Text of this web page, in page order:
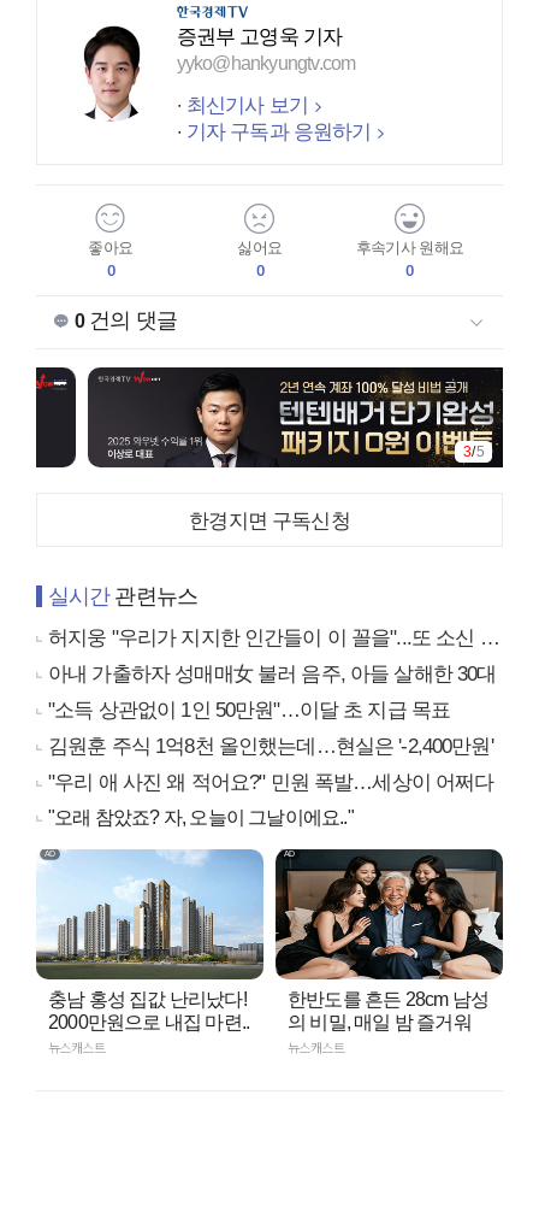
증권부 고영욱 기자
yyko@hankyungtv.com
최신기사 보기
기자 구독과 응원하기
좋아요
0
싫어요
0
후속기사 원해요
0
0건의 댓글
3/5
한경지면 구독신청
실시간관련뉴스
허지웅 "우리가 지지한 인간들이 이 꼴을"...또 소신 발언
아내 가출하자 성매매女 불러 음주, 아들 살해한 30대
"소득 상관없이 1인 50만원"…이달 초 지급 목표
김원훈 주식 1억8천 올인했는데…현실은 '-2,400만원'
"우리 애 사진 왜 적어요?" 민원 폭발…세상이 어쩌다
"오래 참았죠? 자, 오늘이 그날이에요.."
충남 홍성 집값 난리났다!
2000만원으로 내집 마련..
뉴스캐스트
한반도를 흔든 28cm 남성
의 비밀, 매일 밤 즐거워
뉴스캐스트